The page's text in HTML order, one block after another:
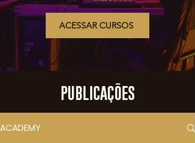
ACESSAR CURSOS
PUBLICAÇÕES
ACADEMY